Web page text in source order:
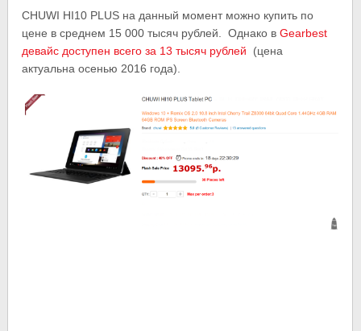
CHUWI HI10 PLUS на данный момент можно купить по
цене в среднем 15 000 тысяч рублей. Однако в Gearbest
девайс доступен всего за 13 тысяч рублей (цена
актуальна осенью 2016 года).